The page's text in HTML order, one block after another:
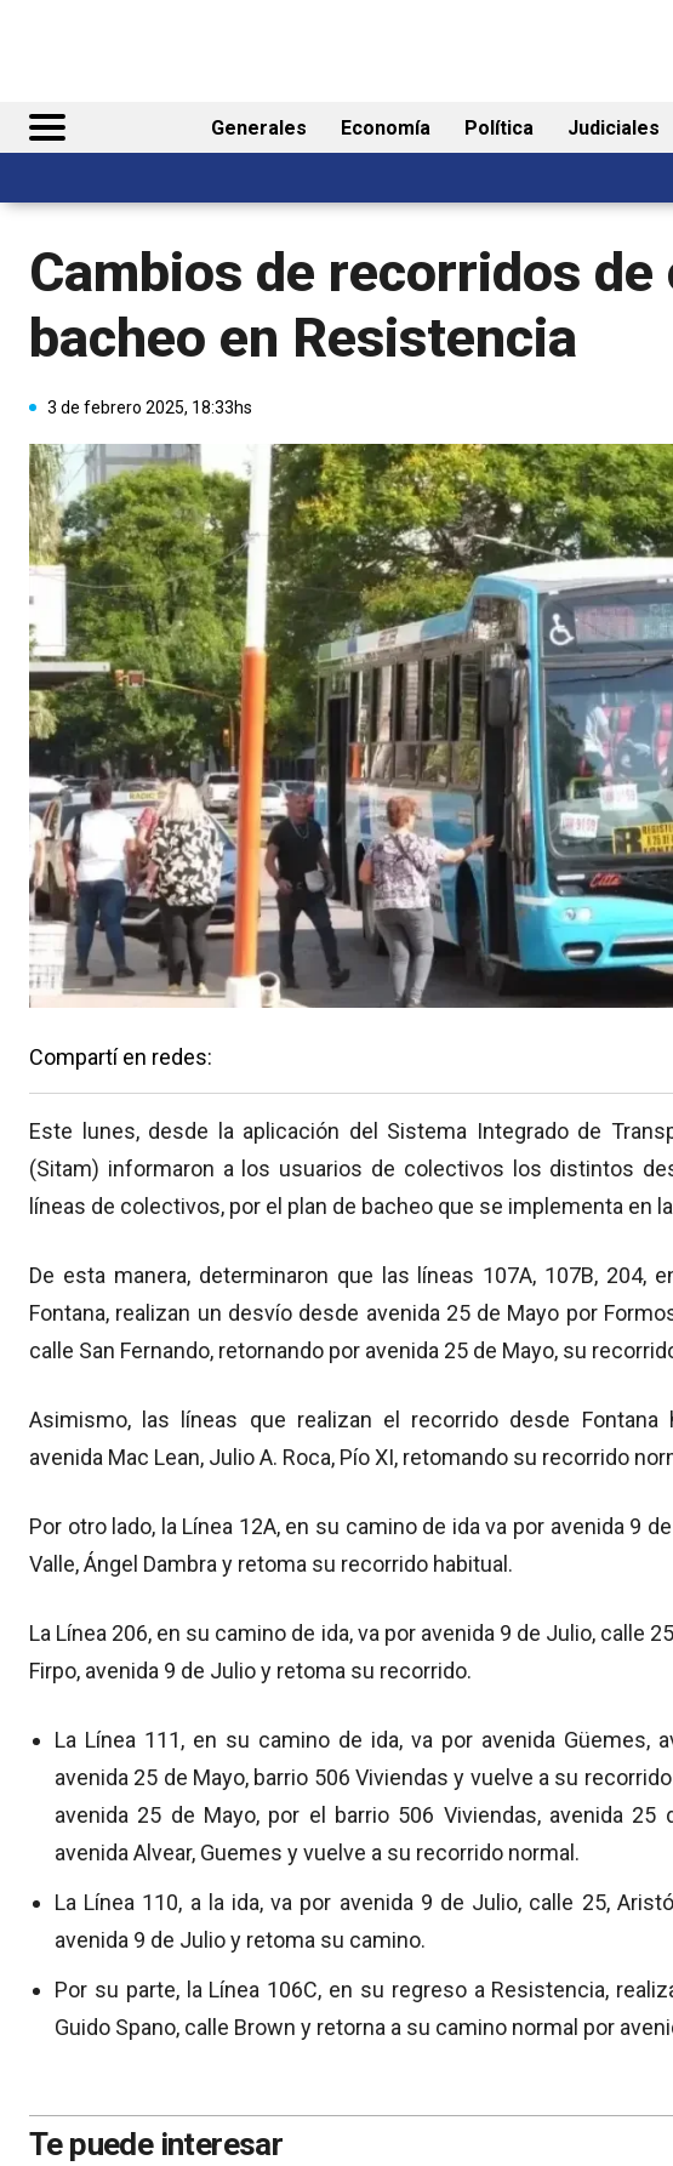
Generales Economía Política Judiciales
Cambios de recorridos
bacheo en Resistencia
3 de febrero 2025, 18:33hs
Compartí en redes:
Este lunes, desde la aplicación del Sistema Integrado de
(Sitam) informaron a los usuarios de colectivos los distintos
líneas de colectivos, por el plan de bacheo que se implementa en
De esta manera, determinaron que las líneas 107A, 107B, 204,
Fontana, realizan un desvío desde avenida 25 de Mayo por
calle San Fernando, retornando por avenida 25 de Mayo, su
Asimismo, las líneas que realizan el recorrido desde Fontana
avenida Mac Lean, Julio A. Roca, Pío XI, retomando su recorrido
Por otro lado, la Línea 12A, en su camino de ida va por avenida 9
Valle, Ángel Dambra y retoma su recorrido habitual.
La Línea 206, en su camino de ida, va por avenida 9 de Julio, calle
Firpo, avenida 9 de Julio y retoma su recorrido.
La Línea 111, en su camino de ida, va por avenida Güemes,
avenida 25 de Mayo, barrio 506 Viviendas y vuelve a su
avenida 25 de Mayo, por el barrio 506 Viviendas, avenida 25
avenida Alvear, Guemes y vuelve a su recorrido normal.
La Línea 110, a la ida, va por avenida 9 de Julio, calle 25,
avenida 9 de Julio y retoma su camino.
Por su parte, la Línea 106C, en su regreso a Resistencia,
Guido Spano, calle Brown y retorna a su camino normal por
Te puede interesar